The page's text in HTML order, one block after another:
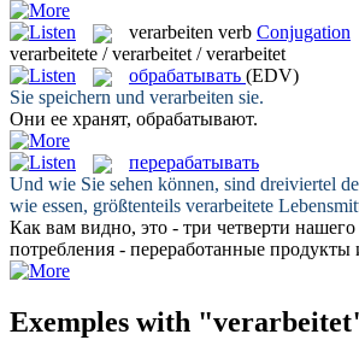
verarbeiten verb Conjugation
verarbeitete / verarbeitet / verarbeitet
обрабатывать (EDV)
Sie speichern und verarbeiten sie.
Они ее хранят, обрабатывают.
перерабатывать
Und wie Sie sehen können, sind dreiviertel
wie essen, größtenteils verarbeitete
Как вам видно, это - три четверти нашего
потребления - переработанные продукты
Exemples with